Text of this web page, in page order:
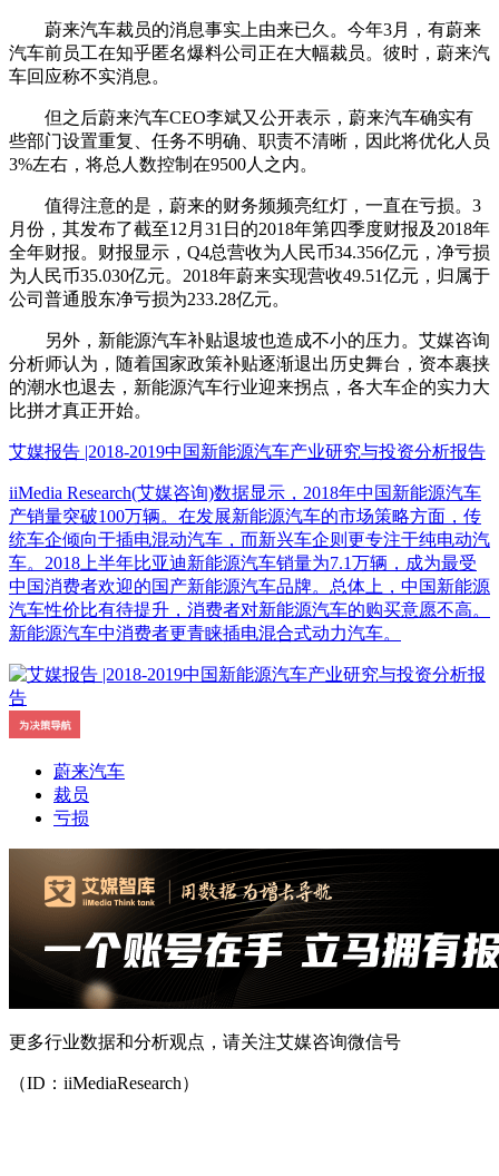
蔚来汽车裁员的消息事实上由来已久。今年3月，有蔚来
汽车前员工在知乎匿名爆料公司正在大幅裁员。彼时，蔚来汽
车回应称不实消息。
但之后蔚来汽车CEO李斌又公开表示，蔚来汽车确实有
些部门设置重复、任务不明确、职责不清晰，因此将优化人员
3%左右，将总人数控制在9500人之内。
值得注意的是，蔚来的财务频频亮红灯，一直在亏损。3
月份，其发布了截至12月31日的2018年第四季度财报及2018年
全年财报。财报显示，Q4总营收为人民币34.356亿元，净亏损
为人民币35.030亿元。2018年蔚来实现营收49.51亿元，归属于
公司普通股东净亏损为233.28亿元。
另外，新能源汽车补贴退坡也造成不小的压力。艾媒咨询
分析师认为，随着国家政策补贴逐渐退出历史舞台，资本裹挟
的潮水也退去，新能源汽车行业迎来拐点，各大车企的实力大
比拼才真正开始。
艾媒报告 |2018-2019中国新能源汽车产业研究与投资分析报告
iiMedia Research(艾媒咨询)数据显示，2018年中国新能源汽车
产销量突破100万辆。在发展新能源汽车的市场策略方面，传
统车企倾向于插电混动汽车，而新兴车企则更专注于纯电动汽
车。2018上半年比亚迪新能源汽车销量为7.1万辆，成为最受
中国消费者欢迎的国产新能源汽车品牌。总体上，中国新能源
汽车性价比有待提升，消费者对新能源汽车的购买意愿不高。
新能源汽车中消费者更青睐插电混合式动力汽车。
蔚来汽车
裁员
亏损
更多行业数据和分析观点，请关注艾媒咨询微信号
（ID：iiMediaResearch）